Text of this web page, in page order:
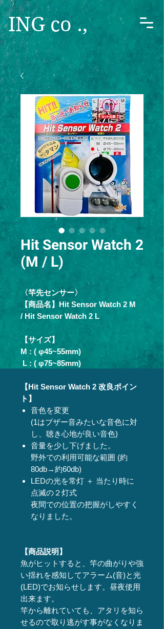
ING co .,
Hit Sensor Watch 2
(M / L)
〈竿先センサー〉
【商品名】Hit Sensor Watch 2 M
/ Hit Sensor Watch 2 L
【サイズ】
M : ( φ45~55mm)
L : ( φ75~85mm)
【Hit Sensor Watch 2 改良ポイン
ト】
音色を変更
(1はブザー音みたいな音色に対
し、聴き心地が良い音色)
音量を少し下げました。
野外での利用可能な範囲 (約
80db→約60db)
LEDの光を常灯 ＋ 当たり時に
点滅の２灯式
夜間での位置の把握がしやすく
なりました。
【商品説明】
魚がヒットすると、竿の曲がりや強
い揺れを感知してアラーム(音)と光
(LED)でお知らせします。昼夜使用
出来ます。
竿から離れていても、アタリを知ら
せるので取り逃がす事がなくなりま